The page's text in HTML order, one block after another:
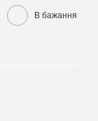
В бажання